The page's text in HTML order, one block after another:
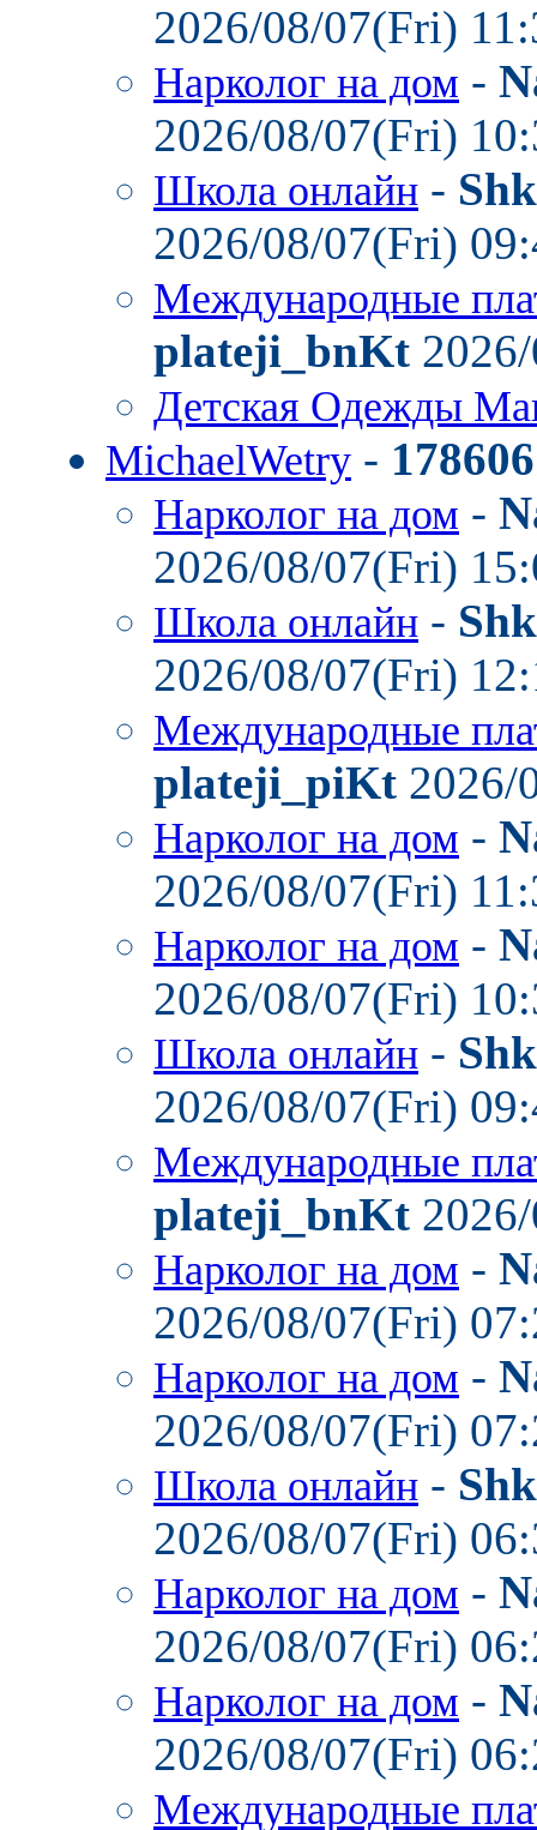
2026/08/07(Fri)
Нарколог на дом -
2026/08/07(Fri)
Школа онлайн -
2026/08/07(Fri)
Международные
plateji_bnKt
Детская Одежды
MichaelWetry -
Нарколог на дом -
2026/08/07(Fri)
Школа онлайн -
2026/08/07(Fri)
Международные
plateji_piKt 2026/
Нарколог на дом -
2026/08/07(Fri)
Нарколог на дом -
2026/08/07(Fri)
Школа онлайн -
2026/08/07(Fri)
Международные
plateji_bnKt
Нарколог на дом -
2026/08/07(Fri)
Нарколог на дом -
2026/08/07(Fri)
Школа онлайн -
2026/08/07(Fri)
Нарколог на дом -
2026/08/07(Fri)
Нарколог на дом -
2026/08/07(Fri)
Международные